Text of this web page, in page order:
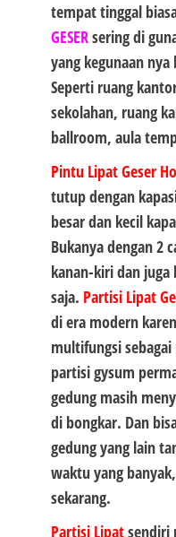
tempat tinggal
GESERsering di
yang kegunaan
Seperti ruang
sekolahan, ruang
ballroom, aula
Pintu Lipat Geser
tutup dengan
besar dan kecil
Bukanya dengan 2
kanan-kiri dan juga
saja. Partisi Lipat
di era modern
multifungsi
partisi gysum
gedung masih
di bongkar. Dan
gedung yang lain
waktu yang
sekarang.
Partisi Lipatsendiri